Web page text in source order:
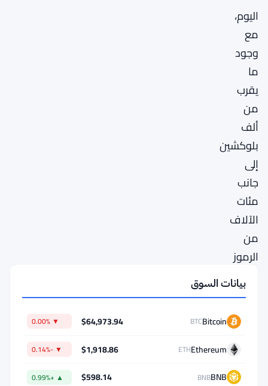
اليوم،
مع
وجود
ما
يقرب
من
ألف
بلوكشين
إلى
جانب
مئات
الآلاف
من
الرموز
تُصدر
بعضها،
المذهل
بيانات السوق
Bitcoin
BTC
$64,973.94
▼ 0.00%
Ethereum
ETH
$1,918.86
▼ -0.14%
BNB
BNB
$598.14
▲ +0.99%